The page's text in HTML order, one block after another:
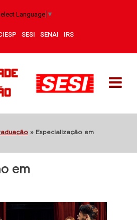
Language ▼
SESI SENAI IRS
» Especialização em
em